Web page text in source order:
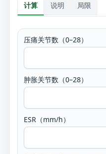
计算 说明 局限
计算
压痛关节数（0–28）
肿胀关节数（0–28）
ESR（mm/h）